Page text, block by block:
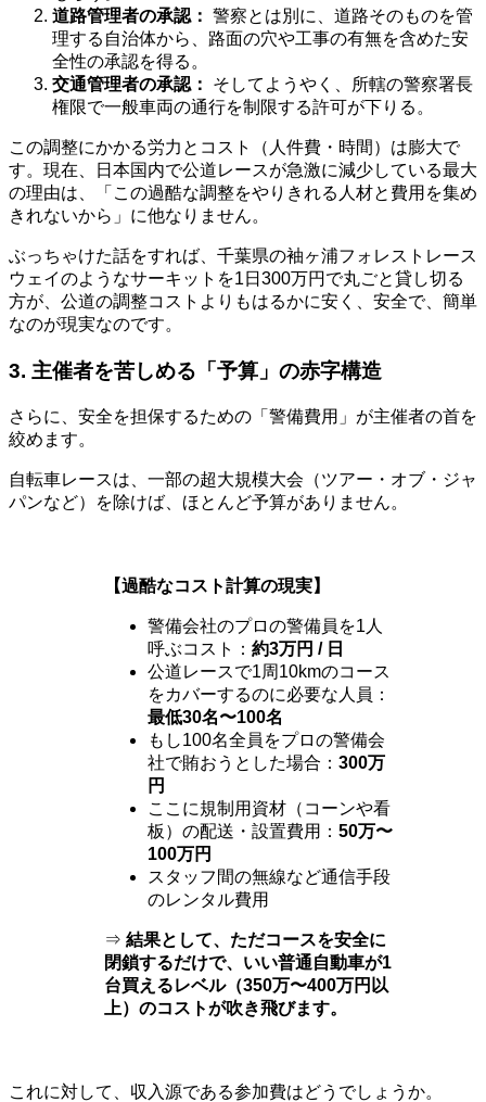
道路管理者の承認： 警察とは別に、道路そのものを管
理する自治体から、路面の穴や工事の有無を含めた安
全性の承認を得る。
交通管理者の承認：
そしてようやく、所轄の警察署長
権限で一般車両の通行を制限する許可が下りる。
この調整にかかる労力とコスト（人件費・時間）は膨大で
す。現在、日本国内で公道レースが急激に減少している最大
の理由は、「この過酷な調整をやりきれる人材と費用を集め
きれないから」に他なりません。
ぶっちゃけた話をすれば、千葉県の袖ヶ浦フォレストレース
ウェイのようなサーキットを1日300万円で丸ごと貸し切る
方が、公道の調整コストよりもはるかに安く、安全で、簡単
なのが現実なのです。
3. 主催者を苦しめる「予算」の赤字構造
さらに、安全を担保するための「警備費用」が主催者の首を
絞めます。
自転車レースは、一部の超大規模大会（ツアー・オブ・ジャ
パンなど）を除けば、ほとんど予算がありません。
【過酷なコスト計算の現実】
警備会社のプロの警備員を1人
呼ぶコスト： 約3万円 / 日
公道レースで1周10kmのコース
をカバーするのに必要な人員：
最低30名〜100名
もし100名全員をプロの警備会
社で賄おうとした場合： 300万
円
ここに規制用資材（コーンや看
板）の配送・設置費用： 50万〜
100万円
スタッフ間の無線など通信手段
のレンタル費用
⇒ 結果として、ただコースを安全に
閉鎖するだけで、いい普通自動車が1
台買えるレベル（350万〜400万円以
上）のコストが吹き飛びます。
これに対して、収入源である参加費はどうでしょうか。